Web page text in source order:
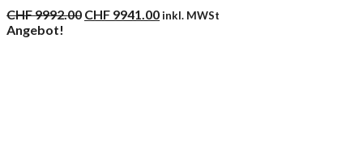
CHF9992.00 Ursprünglicher
CHF 9941.00Aktueller
inkl. MWSt
Angebot!